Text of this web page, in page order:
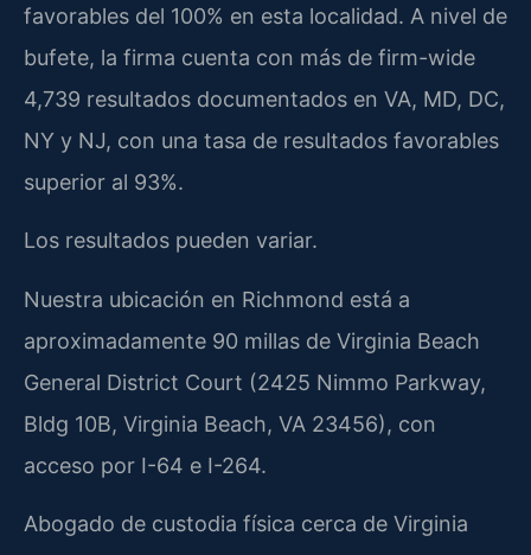
favorables del 100% en esta localidad. A nivel de
bufete, la firma cuenta con más de firm-wide
4,739 resultados documentados en VA, MD, DC,
NY y NJ, con una tasa de resultados favorables
superior al 93%.
Los resultados pueden variar.
Nuestra ubicación en Richmond está a
aproximadamente 90 millas de Virginia Beach
General District Court (2425 Nimmo Parkway,
Bldg 10B, Virginia Beach, VA 23456), con
acceso por I-64 e I-264.
Abogado de custodia física cerca de Virginia